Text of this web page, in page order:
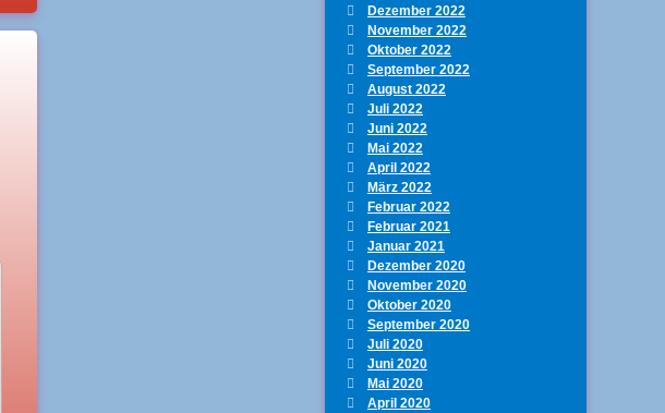
Dezember 2022
November 2022
Oktober 2022
September 2022
August 2022
Juli 2022
Juni 2022
Mai 2022
April 2022
März 2022
Februar 2022
Februar 2021
Januar 2021
Dezember 2020
November 2020
Oktober 2020
September 2020
Juli 2020
Juni 2020
Mai 2020
April 2020